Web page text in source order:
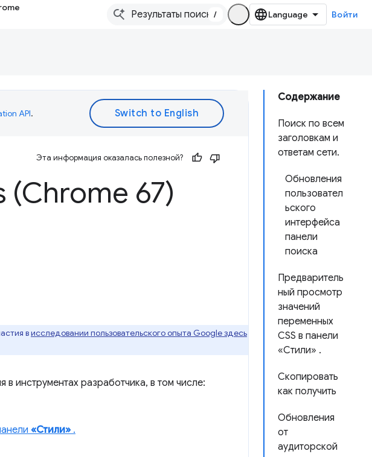
/ Войти
Содержание
Поиск по всем
заголовкам и
ответам сети.
Обновления
пользовател
ьского
интерфейса
панели
поиска
Предваритель
ный просмотр
значений
переменных
CSS в панели
«Стили» .
Скопировать
как получить
Обновления
от
аудиторской
API.
Эта информация оказалась полезной?
(Chrome 67)
висследовании пользовательского опыта Google здесь
инструментах разработчика, в том числе:
«Стили» .